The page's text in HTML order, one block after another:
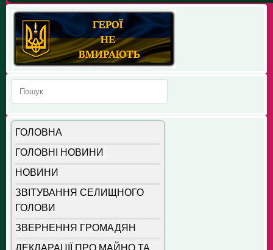
ГОЛОВНА
ГОЛОВНІ НОВИНИ
НОВИНИ
ЗВІТУВАННЯ СЕЛИЩНОГО
ГОЛОВИ
ЗВЕРНЕННЯ ГРОМАДЯН
ДЕКЛАРАЦІЇ ПРО МАЙНО ТА